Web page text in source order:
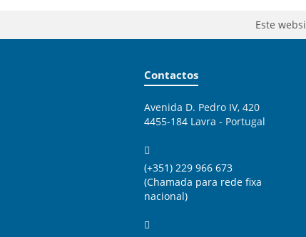
Este
Contactos
Avenida D. Pedro IV, 420
4455-184 Lavra - Portugal
(+351) 229 966 673
(Chamada para rede fixa
nacional)